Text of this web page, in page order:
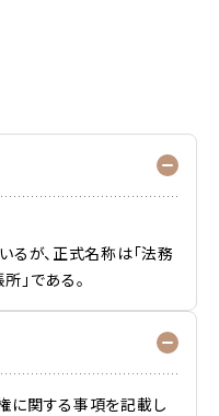
るが、正式名称は「法務
所」である。
に関する事項を記載し